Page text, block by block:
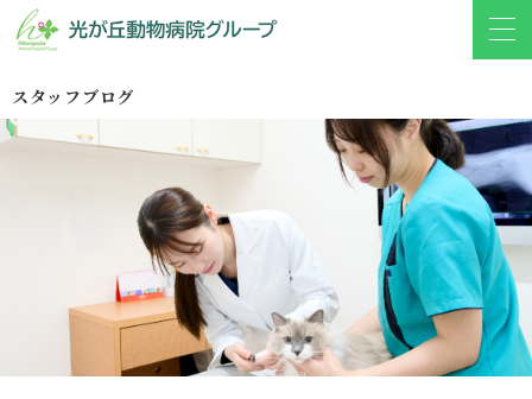
スタッフブログ